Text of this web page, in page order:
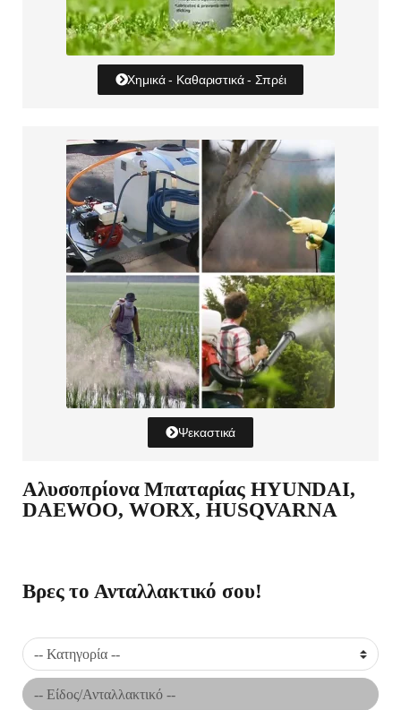
Χημικά - Καθαριστικά - Σπρέι
Ψεκαστικά
Αλυσοπρίονα Μπαταρίας HYUNDAI,
DAEWOO, WORX, HUSQVARNA
Βρες το Ανταλλακτικό σου!